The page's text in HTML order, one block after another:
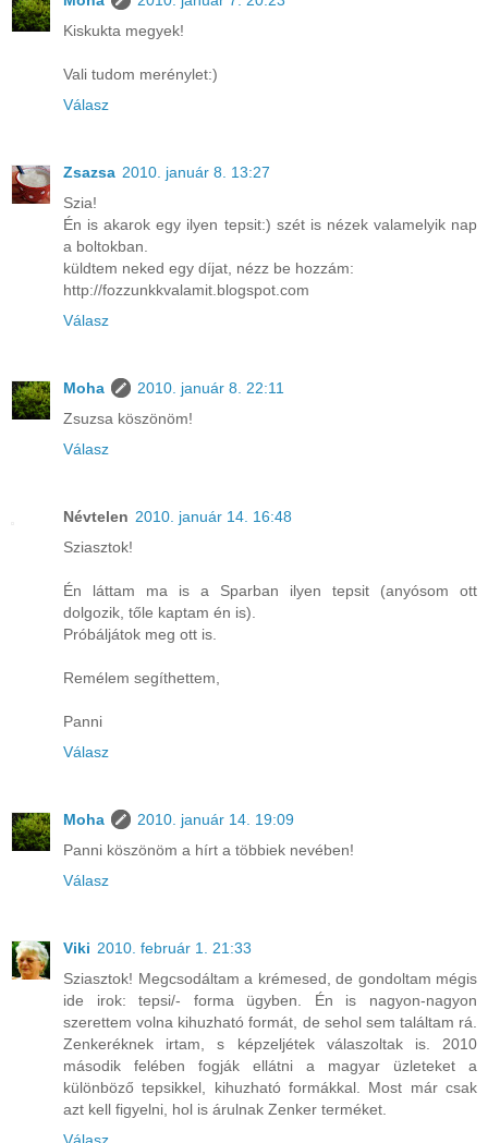
Kiskukta megyek!
Vali tudom merénylet:)
Válasz
Zsazsa 2010. január 8. 13:27
Szia!
Én is akarok egy ilyen tepsit:) szét is nézek valamelyik nap
a boltokban.
küldtem neked egy díjat, nézz be hozzám:
http://fozzunkkvalamit.blogspot.com
Válasz
Moha
2010. január 8. 22:11
Zsuzsa köszönöm!
Válasz
Névtelen 2010. január 14. 16:48
Sziasztok!
Én láttam ma is a Sparban ilyen tepsit (anyósom ott
dolgozik, tőle kaptam én is).
Próbáljátok meg ott is.
Remélem segíthettem,
Panni
Válasz
Moha
2010. január 14. 19:09
Panni köszönöm a hírt a többiek nevében!
Válasz
Viki 2010. február 1. 21:33
Sziasztok! Megcsodáltam a krémesed, de gondoltam mégis
ide irok: tepsi/- forma ügyben. Én is nagyon-nagyon
szerettem volna kihuzható formát, de sehol sem találtam rá.
Zenkeréknek irtam, s képzeljétek válaszoltak is. 2010
második felében fogják ellátni a magyar üzleteket a
különböző tepsikkel, kihuzható formákkal. Most már csak
azt kell figyelni, hol is árulnak Zenker terméket.